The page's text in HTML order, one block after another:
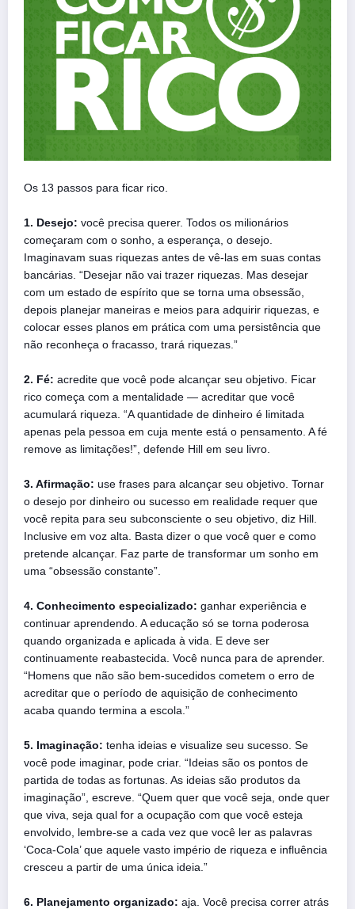
Os 13 passos para ficar rico.
1. Desejo: você precisa querer. Todos os milionários
começaram com o sonho, a esperança, o desejo.
Imaginavam suas riquezas antes de vê-las em suas contas
bancárias. “Desejar não vai trazer riquezas. Mas desejar
com um estado de espírito que se torna uma obsessão,
depois planejar maneiras e meios para adquirir riquezas, e
colocar esses planos em prática com uma persistência que
não reconheça o fracasso, trará riquezas.”
2. Fé: acredite que você pode alcançar seu objetivo. Ficar
rico começa com a mentalidade — acreditar que você
acumulará riqueza. “A quantidade de dinheiro é limitada
apenas pela pessoa em cuja mente está o pensamento. A fé
remove as limitações!”, defende Hill em seu livro.
3. Afirmação: use frases para alcançar seu objetivo. Tornar
o desejo por dinheiro ou sucesso em realidade requer que
você repita para seu subconsciente o seu objetivo, diz Hill.
Inclusive em voz alta. Basta dizer o que você quer e como
pretende alcançar. Faz parte de transformar um sonho em
uma “obsessão constante”.
4. Conhecimento especializado: ganhar experiência e
continuar aprendendo. A educação só se torna poderosa
quando organizada e aplicada à vida. E deve ser
continuamente reabastecida. Você nunca para de aprender.
“Homens que não são bem-sucedidos cometem o erro de
acreditar que o período de aquisição de conhecimento
acaba quando termina a escola.”
5. Imaginação: tenha ideias e visualize seu sucesso. Se
você pode imaginar, pode criar. “Ideias são os pontos de
partida de todas as fortunas. As ideias são produtos da
imaginação”, escreve. “Quem quer que você seja, onde quer
que viva, seja qual for a ocupação com que você esteja
envolvido, lembre-se a cada vez que você ler as palavras
‘Coca-Cola’ que aquele vasto império de riqueza e influência
cresceu a partir de uma única ideia.”
6. Planejamento organizado: aja. Você precisa correr atrás